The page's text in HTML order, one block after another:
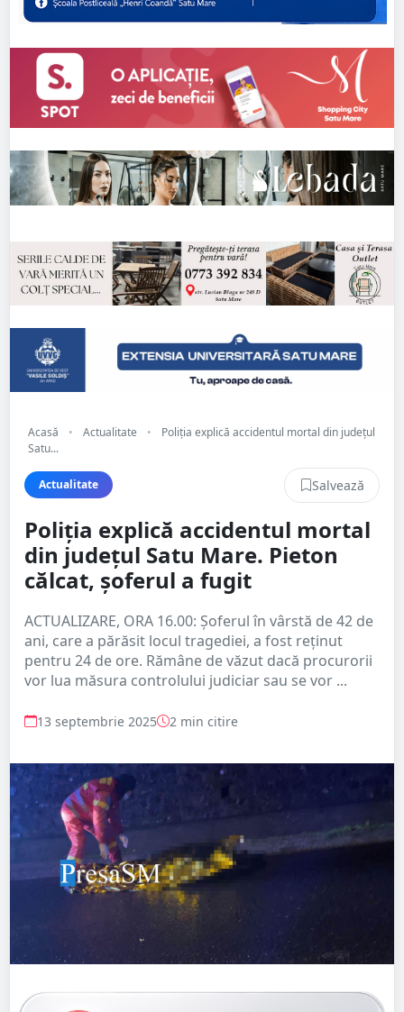
Acasă • Actualitate •
Poliția explică accidentul mortal din județul
Satu...
Actualitate Salvează
Poliția explică accidentul mortal
din județul Satu Mare. Pieton
călcat, șoferul a fugit
ACTUALIZARE, ORA 16.00: Șoferul în vârstă de 42 de
ani, care a părăsit locul tragediei, a fost reținut
pentru 24 de ore. Rămâne de văzut dacă procurorii
vor lua măsura controlului judiciar sau se vor ...
13 septembrie 2025 2 min citire